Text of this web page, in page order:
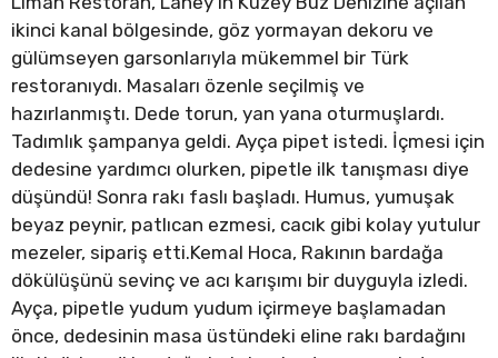
ikinci kanal bölgesinde, göz yormayan dekoru ve
gülümseyen garsonlarıyla mükemmel bir Türk
restoranıydı. Masaları özenle seçilmiş ve
hazırlanmıştı. Dede torun, yan yana oturmuşlardı.
Tadımlık şampanya geldi. Ayça pipet istedi. İçmesi için
dedesine yardımcı olurken, pipetle ilk tanışması diye
düşündü! Sonra rakı faslı başladı. Humus, yumuşak
beyaz peynir, patlıcan ezmesi, cacık gibi kolay yutulur
mezeler, sipariş etti.Kemal Hoca, Rakının bardağa
dökülüşünü sevinç ve acı karışımı bir duyguyla izledi.
Ayça, pipetle yudum yudum içirmeye başlamadan
önce, dedesinin masa üstündeki eline rakı bardağını